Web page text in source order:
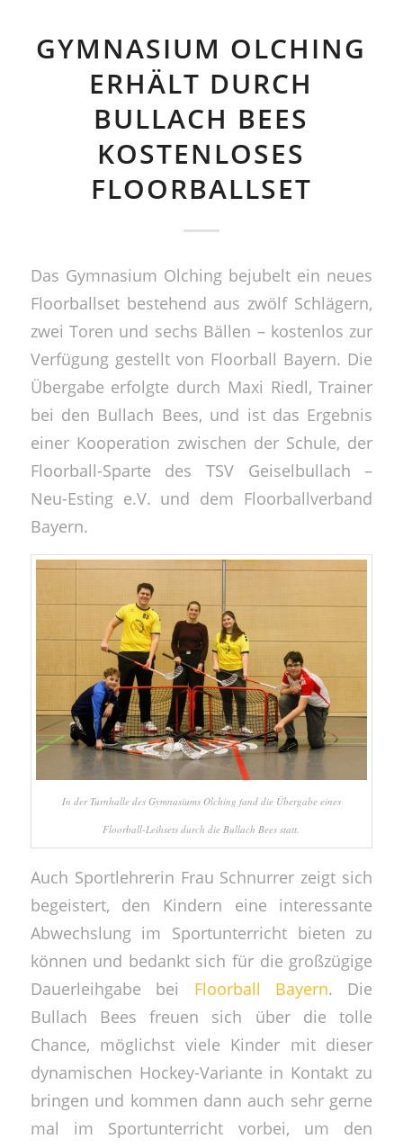
GYMNASIUM OLCHING
ERHÄLT DURCH
BULLACH BEES
KOSTENLOSES
FLOORBALLSET
Das Gymnasium Olching bejubelt ein neues
Floorballset bestehend aus zwölf Schlägern,
zwei Toren und sechs Bällen – kostenlos zur
Verfügung gestellt von Floorball Bayern. Die
Übergabe erfolgte durch Maxi Riedl, Trainer
bei den Bullach Bees, und ist das Ergebnis
einer Kooperation zwischen der Schule, der
Floorball-Sparte des TSV Geiselbullach –
Neu-Esting e.V. und dem Floorballverband
Bayern.
In der Turnhalle des Gymnasiums Olching fand die Übergabe eines
Floorball-Leihsets durch die Bullach Bees statt.
Auch Sportlehrerin Frau Schnurrer zeigt sich
begeistert, den Kindern eine interessante
Abwechslung im Sportunterricht bieten zu
können und bedankt sich für die großzügige
Dauerleihgabe bei Floorball Bayern. Die
Bullach Bees freuen sich über die tolle
Chance, möglichst viele Kinder mit dieser
dynamischen Hockey-Variante in Kontakt zu
bringen und kommen dann auch sehr gerne
mal im Sportunterricht vorbei, um den